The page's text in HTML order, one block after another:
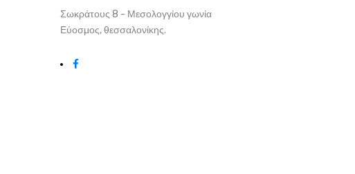
Σωκράτους 8 - Μεσολογγίου γωνία
Εύοσμος, θεσσαλονίκης.